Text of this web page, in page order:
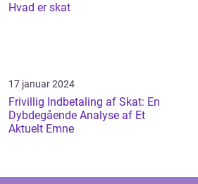
Hvad er skat
17 januar 2024
Frivillig Indbetaling af Skat: En
Dybdegående Analyse af Et
Aktuelt Emne